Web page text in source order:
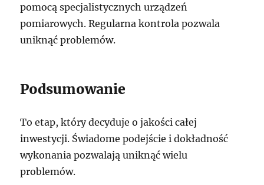
pomocą specjalistycznych urządzeń
pomiarowych. Regularna kontrola pozwala
uniknąć problemów.
Podsumowanie
To etap, który decyduje o jakości całej
inwestycji. Świadome podejście i dokładność
wykonania pozwalają uniknąć wielu
problemów.